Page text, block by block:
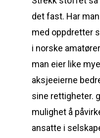
det fast. Har
med oppdretter
i norske
man eier like
aksjeeierne
sine rettigheter.
mulighet å
ansatte i